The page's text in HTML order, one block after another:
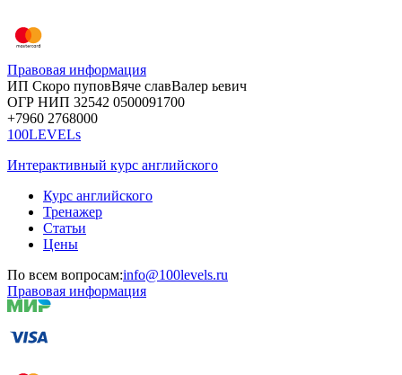
Правовая информация
ИП Скоро пуповВяче славВалер ьевич
ОГР НИП 32542 0500091700
+7960 2768000
100LEVELs
Интерактивный курс английского
Курс английского
Тренажер
Статьи
Цены
По всем вопросам:info@100levels.ru
Правовая информация